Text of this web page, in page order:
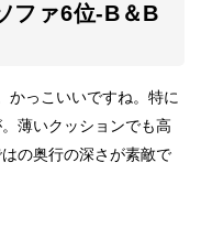
ファ6位-B＆B
かっこいいですね。特に
薄いクッションでも高
の奥行の深さが素敵で